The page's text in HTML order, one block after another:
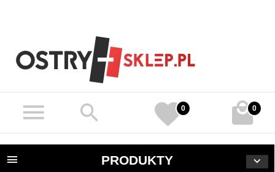
0
PRODUKTY